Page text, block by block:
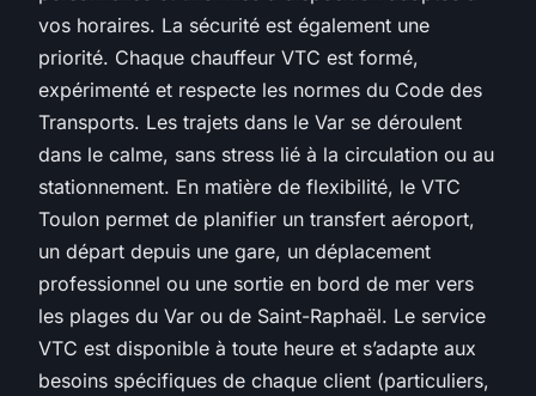
vos horaires. La sécurité est également une
priorité. Chaque chauffeur VTC est formé,
expérimenté et respecte les normes du Code des
Transports. Les trajets dans le Var se déroulent
dans le calme, sans stress lié à la circulation ou au
stationnement. En matière de flexibilité, le VTC
Toulon permet de planifier un transfert aéroport,
un départ depuis une gare, un déplacement
professionnel ou une sortie en bord de mer vers
les plages du Var ou de Saint-Raphaël. Le service
VTC est disponible à toute heure et s’adapte aux
besoins spécifiques de chaque client (particuliers,